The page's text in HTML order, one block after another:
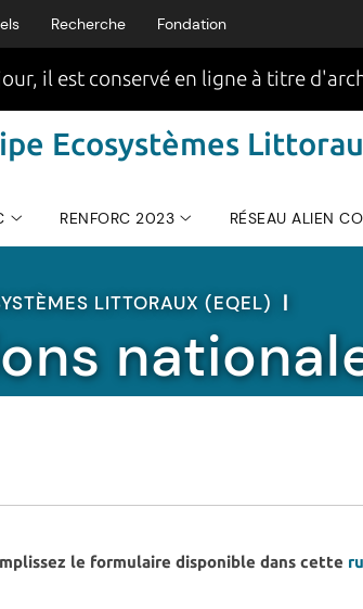
Recherche Fondation
il est conservé en ligne à titre
Ecosystèmes
RENFORC 2023 RÉSEAU ALIEN
LITTORAUX (EQEL) |
le formulaire disponible dans cette